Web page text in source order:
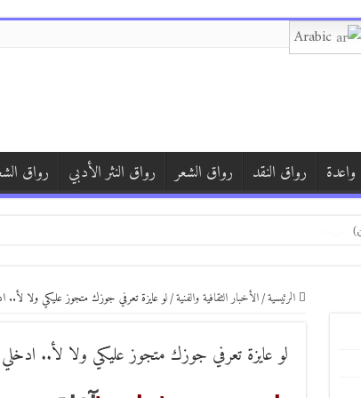
Arabic
رواق النقد رواق الشعر رواق النثر الأدبي رواق
الرئيسية/الأخبار الثقافية والفنية/لو عايزة تعرفي جوزك متجوز عليكي ولا لأ..
لو عايزة تعرفي جوزك متجوز عليكي ولا لأ..